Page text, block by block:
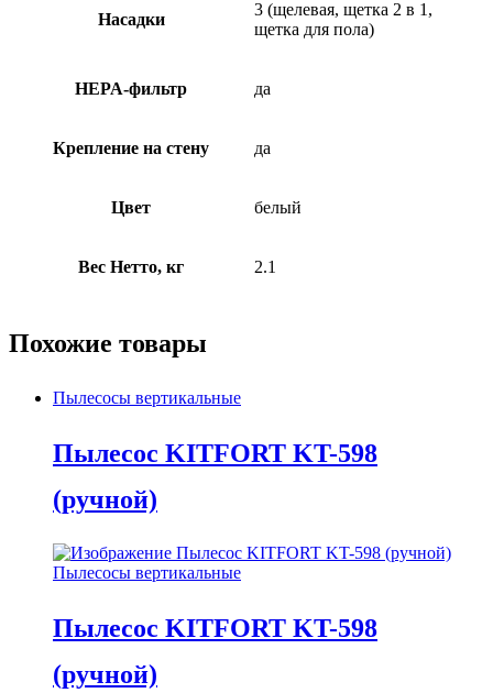
Насадки
3 (щелевая, щетка 2 в 1,
щетка для пола)
HEPA-фильтр да
Крепление на стену да
Цвет белый
Вес Нетто, кг 2.1
Похожие товары
Пылесосы вертикальные
Пылесос KITFORT KT-598
(ручной)
Пылесосы вертикальные
Пылесос KITFORT KT-598
(ручной)